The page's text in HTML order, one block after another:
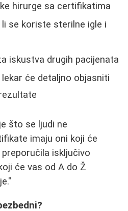
hirurge sa certifikatima
se koriste sterilne igle i
iskustva drugih pacijenata
lekar će detaljno objasniti
što se ljudi ne
imaju oni koji će
isključivo
će vas od A do Ž